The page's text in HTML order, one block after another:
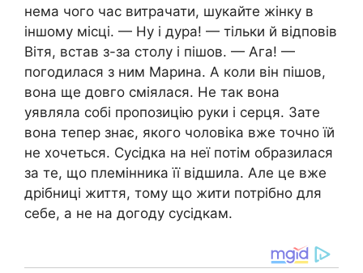
нема чого час витрачати, шукайте жінку в
іншому місці. — Ну і дура! — тільки й відповів
Вітя, встав з-за столу і пішов. — Ага! —
погодилася з ним Марина. А коли він пішов,
вона ще довго сміялася. Не так вона
уявляла собі пропозицію руки і серця. Зате
вона тепер знає, якого чоловіка вже точно їй
не хочеться. Сусідка на неї потім образилася
за те, що племінника її відшила. Але це вже
дрібниці життя, тому що жити потрібно для
себе, а не на догоду сусідкам.